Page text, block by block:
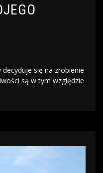
się na zrobienie
są w tym względzie